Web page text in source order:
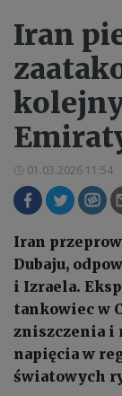
Iran
01.03.2026 11:54
Iran
Dubaju,
i Izraela.
tankowiec w
zniszczenia i
napięcia w
światowych